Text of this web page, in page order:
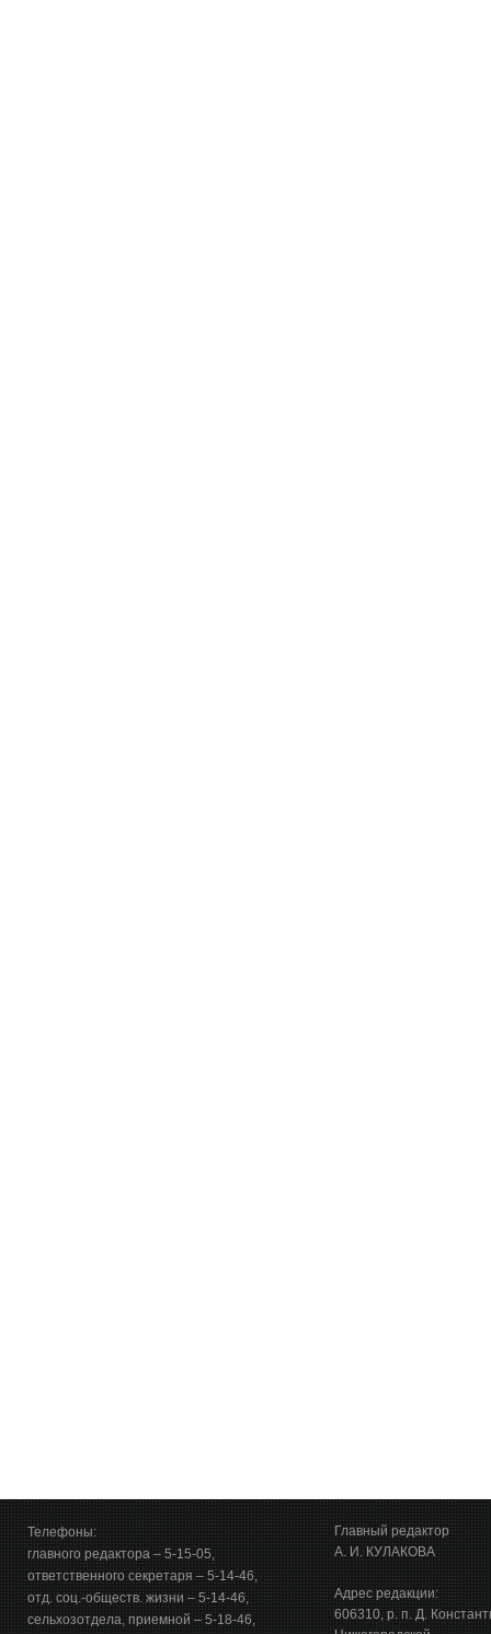
Телефоны:
главного редактора – 5-15-05,
ответственного секретаря – 5-14-46,
отд. соц.-обществ. жизни – 5-14-46,
сельхозотдела, приемной – 5-18-46,
Главный редактор
А. И. КУЛАКОВА
Адрес редакции:
606310, р. п. Д.